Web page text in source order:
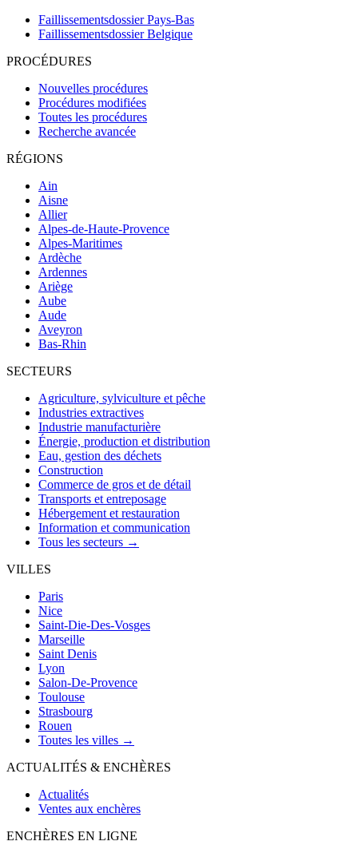
Faillissementsdossier Pays-Bas
Faillissementsdossier Belgique
PROCÉDURES
Nouvelles procédures
Procédures modifiées
Toutes les procédures
Recherche avancée
RÉGIONS
Ain
Aisne
Allier
Alpes-de-Haute-Provence
Alpes-Maritimes
Ardèche
Ardennes
Ariège
Aube
Aude
Aveyron
Bas-Rhin
SECTEURS
Agriculture, sylviculture et pêche
Industries extractives
Industrie manufacturière
Énergie, production et distribution
Eau, gestion des déchets
Construction
Commerce de gros et de détail
Transports et entreposage
Hébergement et restauration
Information et communication
Tous les secteurs →
VILLES
Paris
Nice
Saint-Die-Des-Vosges
Marseille
Saint Denis
Lyon
Salon-De-Provence
Toulouse
Strasbourg
Rouen
Toutes les villes →
ACTUALITÉS & ENCHÈRES
Actualités
Ventes aux enchères
ENCHÈRES EN LIGNE